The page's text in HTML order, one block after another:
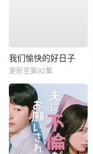
我们愉快的好日子
更新至第92集